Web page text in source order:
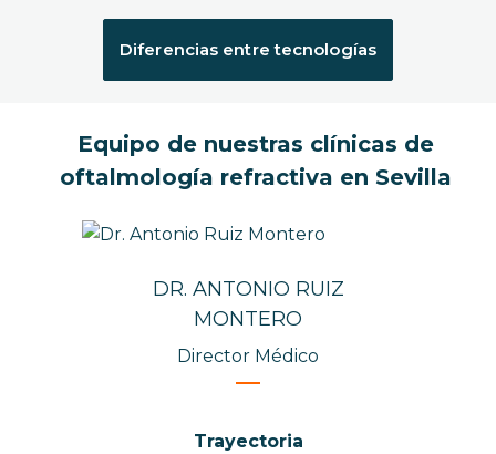
Diferencias entre tecnologías
Equipo de nuestras clínicas de
oftalmología refractiva en Sevilla
DR. ANTONIO RUIZ
MONTERO
Director Médico
Trayectoria